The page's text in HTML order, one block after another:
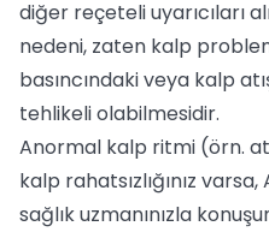
diğer reçeteli uyarıcıları
nedeni, zaten kalp
basıncındaki veya kalp
tehlikeli olabilmesidir.
Anormal kalp ritmi (örn.
kalp rahatsızlığınız
sağlık uzmanınızla